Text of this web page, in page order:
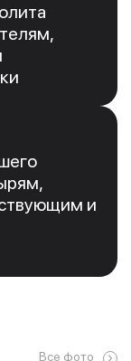
и
Все фото